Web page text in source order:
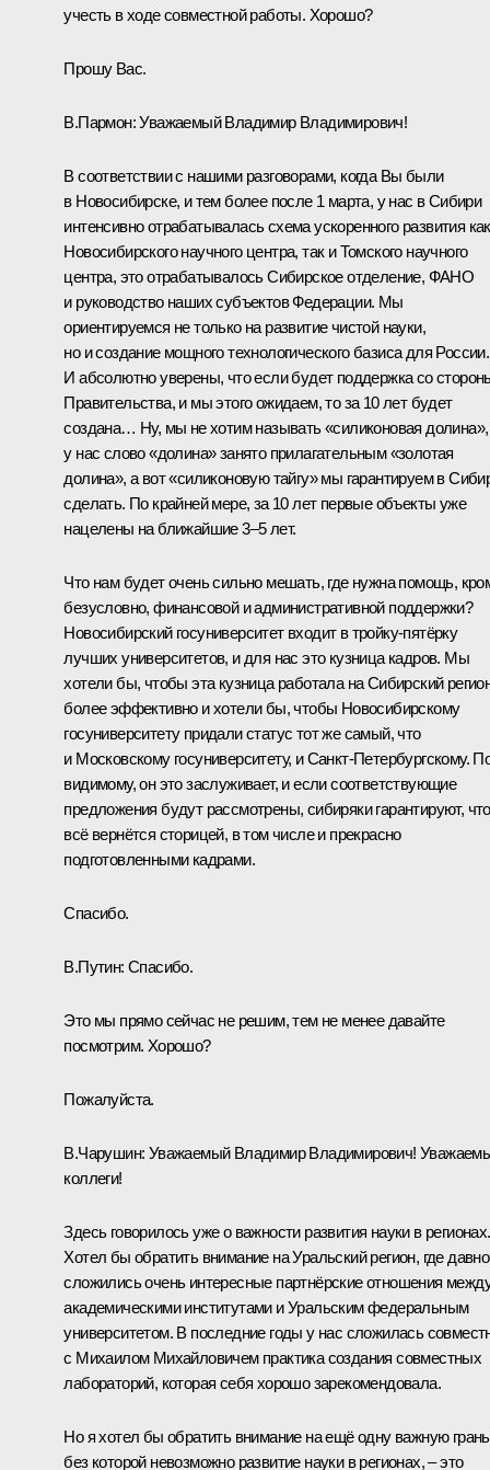
учесть в ходе совместной работы. Хорошо?
Прошу Вас.
В.Пармон:Уважаемый Владимир Владимирович!
В соответствии с нашими разговорами, когда Вы были
в Новосибирске, и тем более после 1 марта, у нас в Сибири
интенсивно отрабатывалась схема ускоренного развития как
Новосибирского научного центра, так и Томского научного
центра, это отрабатывалось Сибирское отделение, ФАНО
и руководство наших субъектов Федерации. Мы
ориентируемся не только на развитие чистой науки,
но и создание мощного технологического базиса для России.
И абсолютно уверены, что если будет поддержка со
Правительства, и мы этого ожидаем, то за 10 лет будет
создана… Ну, мы не хотим называть «силиконовая долина»,
у нас слово «долина» занято прилагательным «золотая
долина», а вот «силиконовую тайгу» мы гарантируем в
сделать. По крайней мере, за 10 лет первые объекты уже
нацелены на ближайшие 3–5 лет.
Что нам будет очень сильно мешать, где нужна помощь,
безусловно, финансовой и административной поддержки?
Новосибирский госуниверситет входит в тройку-пятёрку
лучших университетов, и для нас это кузница кадров. Мы
хотели бы, чтобы эта кузница работала на Сибирский
более эффективно и хотели бы, чтобы Новосибирскому
госуниверситету придали статус тот же самый, что
и Московскому госуниверситету, и Санкт-Петербургскому.
видимому, он это заслуживает, и если соответствующие
предложения будут рассмотрены, сибиряки гарантируют, что
всё вернётся сторицей, в том числе и прекрасно
подготовленными кадрами.
Спасибо.
В.Путин: Спасибо.
Это мы прямо сейчас не решим, тем не менее давайте
посмотрим. Хорошо?
Пожалуйста.
В.Чарушин: Уважаемый Владимир Владимирович!
коллеги!
Здесь говорилось уже о важности развития науки в регионах.
Хотел бы обратить внимание на Уральский регион, где давно
сложились очень интересные партнёрские отношения
академическими институтами и Уральским федеральным
университетом. В последние годы у нас сложилась
с Михаилом Михайловичем практика создания совместных
лабораторий, которая себя хорошо зарекомендовала.
Но я хотел бы обратить внимание на ещё одну важную
без которой невозможно развитие науки в регионах, – это